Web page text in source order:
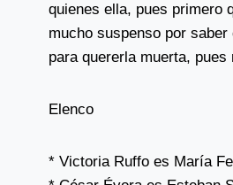
quienes ella, pues primero
mucho suspenso por
para quererla muerta,
Elenco
* Victoria Ruffo es María